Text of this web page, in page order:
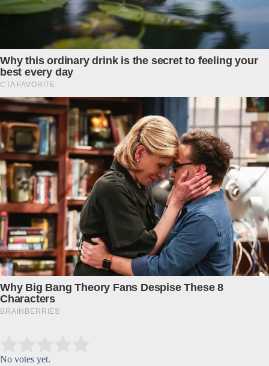
No votes yet.